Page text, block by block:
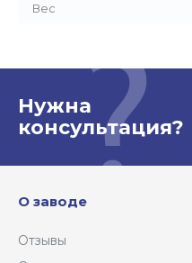
Вес
Нужна
консультация?
О заводе
Отзывы